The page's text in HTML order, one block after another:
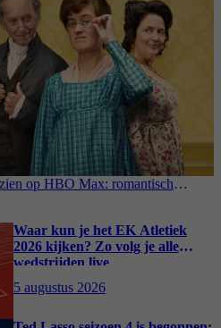
op HBO Max: romantisch
Waar kun je het EK Atletiek
2026 kijken? Zo volg je alle
wedstrijden live
5 augustus 2026